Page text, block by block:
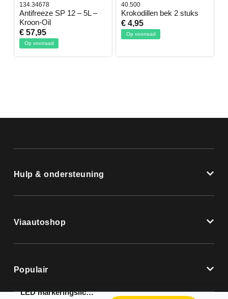
134.34678
Antifreeze SP 12 – 5L –
Kroon-Oil
€ 57,95
Op voorraad
40.500
Krokodillen bek 2 stuks
€ 4,95
Op voorraad
Hulp & ondersteuning
Viaautoshop
Populair
LED markeringslicht ovaal 12/24V – bulk